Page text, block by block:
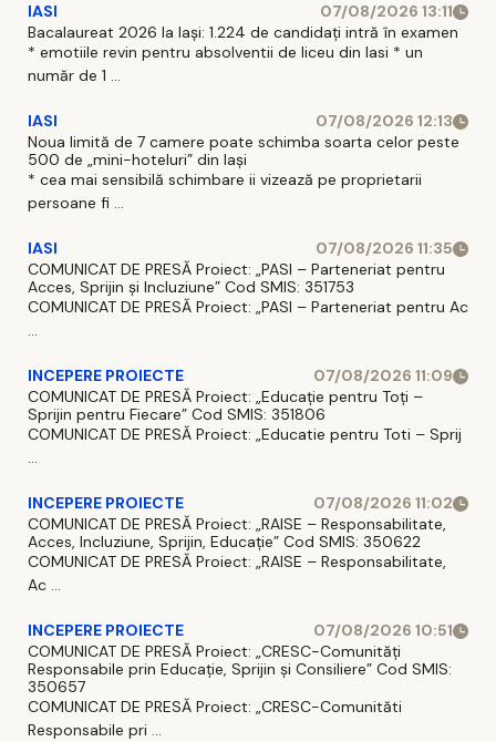
IASI
07/08/2026 13:11
Bacalaureat 2026 la Iași: 1.224 de candidați intră în examen
* emotiile revin pentru absolventii de liceu din Iasi * un
număr de 1 ...
IASI
07/08/2026 12:13
Noua limită de 7 camere poate schimba soarta celor peste
500 de „mini-hoteluri” din Iași
* cea mai sensibilă schimbare ii vizează pe proprietarii
persoane fi ...
IASI
07/08/2026 11:35
COMUNICAT DE PRESĂ Proiect: „PASI – Parteneriat pentru
Acces, Sprijin și Incluziune” Cod SMIS: 351753
COMUNICAT DE PRESĂ Proiect: „PASI – Parteneriat pentru Ac
...
INCEPERE PROIECTE
07/08/2026 11:09
COMUNICAT DE PRESĂ Proiect: „Educație pentru Toți –
Sprijin pentru Fiecare” Cod SMIS: 351806
COMUNICAT DE PRESĂ Proiect: „Educatie pentru Toti – Sprij
...
INCEPERE PROIECTE
07/08/2026 11:02
COMUNICAT DE PRESĂ Proiect: „RAISE – Responsabilitate,
Acces, Incluziune, Sprijin, Educație” Cod SMIS: 350622
COMUNICAT DE PRESĂ Proiect: „RAISE – Responsabilitate,
Ac ...
INCEPERE PROIECTE
07/08/2026 10:51
COMUNICAT DE PRESĂ Proiect: „CRESC-Comunități
Responsabile prin Educație, Sprijin și Consiliere” Cod SMIS:
350657
COMUNICAT DE PRESĂ Proiect: „CRESC-Comunităti
Responsabile pri ...